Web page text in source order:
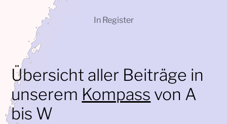
In Register
Übersicht aller Beiträge in
unserem Kompass von A
bis W